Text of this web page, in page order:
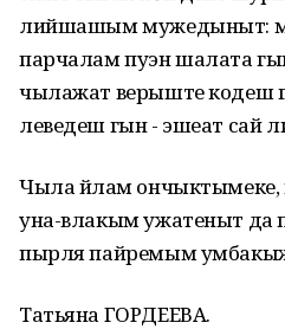
лийшашым мужедыныт:
парчалам пуэн шалата
чылажат верыште кодеш
леведеш гын - эшеат сай
Чыла йӱлам ончыктымеке,
уна-влакым ужатеныт
пырля пайремым
Татьяна ГОРДЕЕВА.